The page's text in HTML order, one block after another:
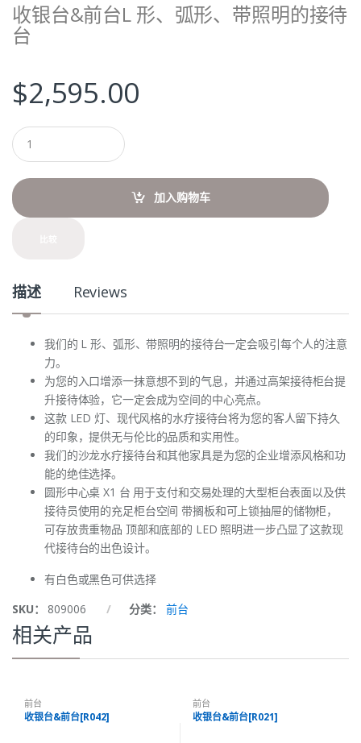
收银台&前台L 形、弧形、带照明的接待
台
$2,595.00
Q
u
a
t
i
加入购物车
描述 Reviews
我们的 L 形、弧形、带照明的接待台一定会吸引每个人的注意
力。
为您的入口增添一抹意想不到的气息，并通过高架接待柜台提
升接待体验，它一定会成为空间的中心亮点。
这款 LED 灯、现代风格的水疗接待台将为您的客人留下持久
的印象，提供无与伦比的品质和实用性。
我们的沙龙水疗接待台和其他家具是为您的企业增添风格和功
能的绝佳选择。
圆形中心桌 X1 台 用于支付和交易处理的大型柜台表面以及供
接待员使用的充足柜台空间 带搁板和可上锁抽屉的储物柜，
可存放贵重物品 顶部和底部的 LED 照明进一步凸显了这款现
代接待台的出色设计。
有白色或黑色可供选择
SKU： 809006 分类： 前台
相关产品
前台
收银台&前台[R042]
前台
收银台&前台[R021]